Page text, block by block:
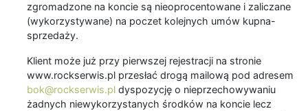
zgromadzone na koncie są nieoprocentowane i zaliczane
(wykorzystywane) na poczet kolejnych umów kupna-
sprzedaży.
Klient może już przy pierwszej rejestracji na stronie
www.rockserwis.pl przesłać drogą mailową pod adresem
bok@rockserwis.pl dyspozycję o nieprzechowywaniu
żadnych niewykorzystanych środków na koncie lecz